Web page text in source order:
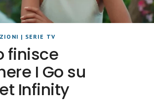
| SERIE TV
finisce
I Go su
Infinity